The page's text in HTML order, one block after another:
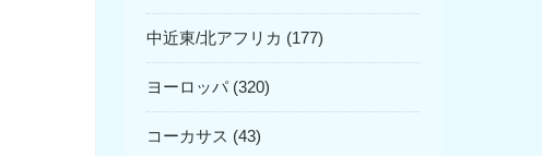
中近東/北アフリカ (177)
ヨーロッパ (320)
コーカサス (43)